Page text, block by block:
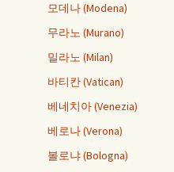
모데나 (Modena)
무라노 (Murano)
밀라노 (Milan)
바티칸 (Vatican)
베네치아 (Venezia)
베로나 (Verona)
볼로냐 (Bologna)